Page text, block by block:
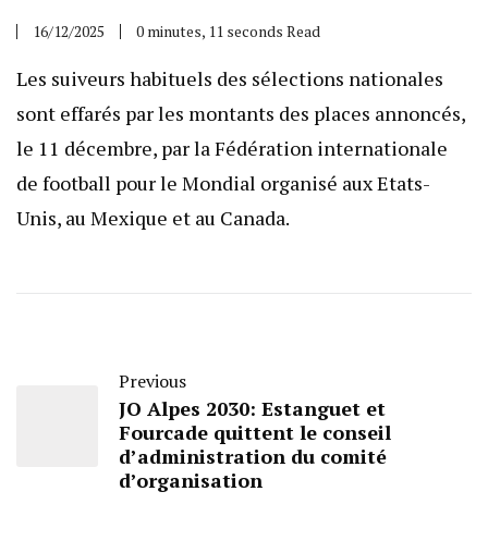
16/12/2025 0 minutes, 11 seconds Read
Les suiveurs habituels des sélections nationales
sont effarés par les montants des places annoncés,
le 11 décembre, par la Fédération internationale
de football pour le Mondial organisé aux Etats-
Unis, au Mexique et au Canada.
Previous
JO Alpes 2030: Estanguet et
Fourcade quittent le conseil
d’administration du comité
d’organisation